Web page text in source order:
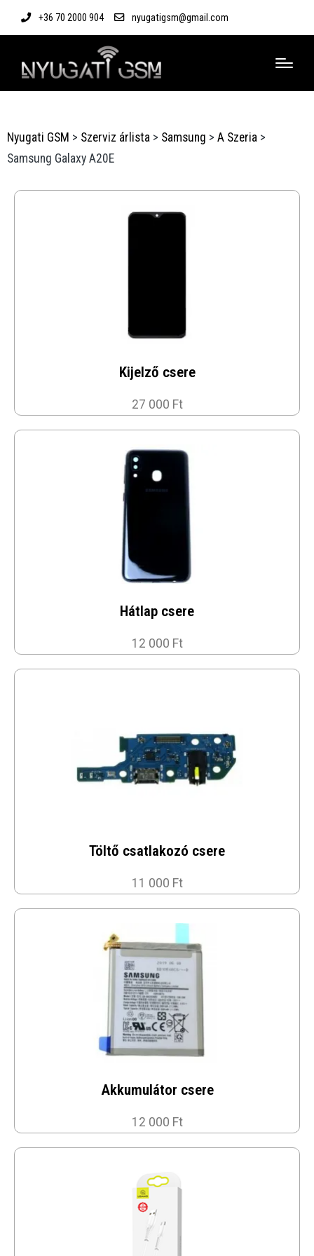
+36 70 2000 904 nyugatigsm@gmail.com
Nyugati GSM > Szerviz árlista > Samsung > A Szeria >
Samsung Galaxy A20E
Kijelző csere
27 000 Ft
Hátlap csere
12 000 Ft
Töltő csatlakozó csere
11 000 Ft
Akkumulátor csere
12 000 Ft